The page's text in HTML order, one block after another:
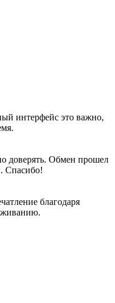
интерфейс это важно,
доверять. Обмен прошел
Спасибо!
благодаря